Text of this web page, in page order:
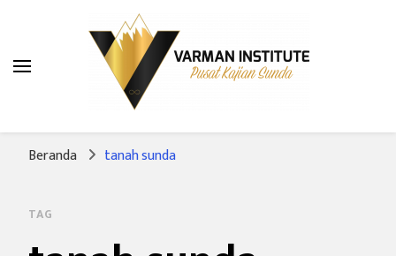
Varman Institute
Pusat Kajian Sunda
Beranda tanah sunda
TAG